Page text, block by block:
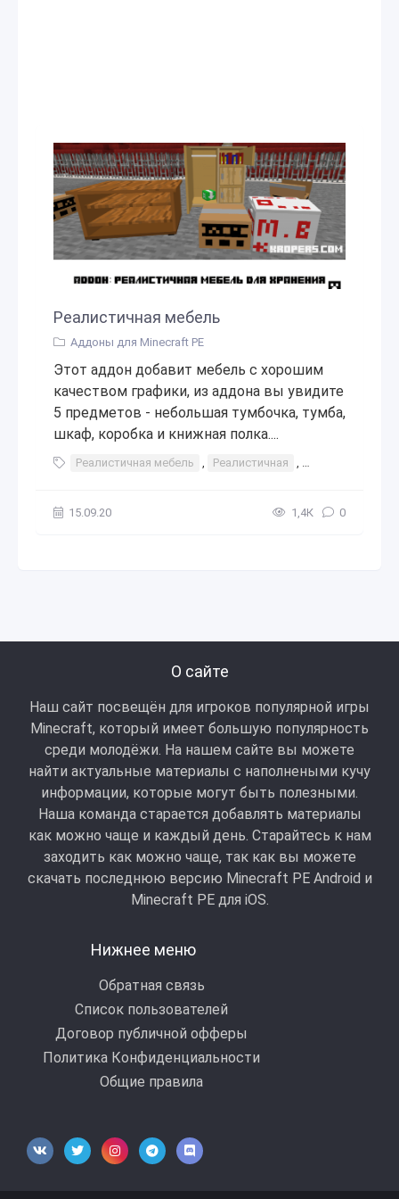
Реалистичная мебель
Аддоны для Minecraft PE
Этот аддон добавит мебель с хорошим
качеством графики, из аддона вы увидите
5 предметов - небольшая тумбочка, тумба,
шкаф, коробка и книжная полка....
Реалистичная мебель , Реалистичная , мебель
15.09.20 1,4К 0
О сайте
Наш сайт посвещён для игроков популярной игры
Minecraft, который имеет большую популярность
среди молодёжи. На нашем сайте вы можете
найти актуальные материалы с наполнеными кучу
информации, которые могут быть полезными.
Наша команда старается добавлять материалы
как можно чаще и каждый день. Старайтесь к нам
заходить как можно чаще, так как вы можете
скачать последнюю версию Minecraft PE Android и
Minecraft РЕ для iOS.
Нижнее меню
Обратная связь
Список пользователей
Договор публичной офферы
Политика Конфиденциальности
Общие правила